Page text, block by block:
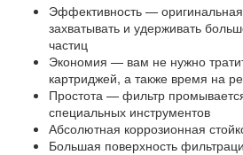
Эффективность — оригинальная
захватывать и удерживать
частиц
Экономия — вам не нужно
картриджей, а также время на
Простота — фильтр
специальных инструментов
Абсолютная коррозионная
Большая поверхность